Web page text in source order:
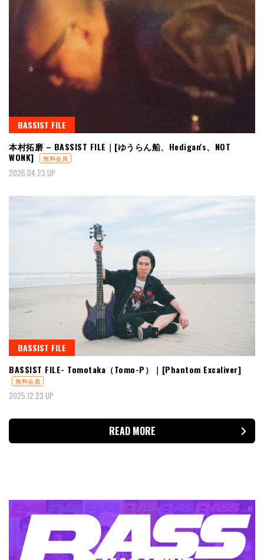
BASSIST FILE
本村拓磨 – BASSIST FILE｜[ゆうらん船、Hedigan's、NOT
WONK]
無料会員
2026.04.23 UP
BASSIST FILE
BASSIST FILE- Tomotaka（Tomo-P）｜[Phantom Excaliver]
無料会員
2025.12.23 UP
READ MORE